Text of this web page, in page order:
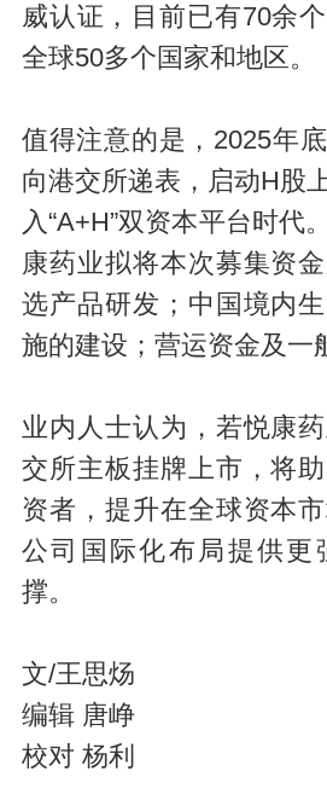
威认证，目前已有70余
全球50多个国家和地区。
值得注意的是，2025年
向港交所递表，启动H股
入“A+H”双资本平台时代
康药业拟将本次募集资
选产品研发；中国境内
施的建设；营运资金及一
业内人士认为，若悦康
交所主板挂牌上市，将
资者，提升在全球资本
公司国际化布局提供更
撑。
文/王思炀
编辑 唐峥
校对 杨利